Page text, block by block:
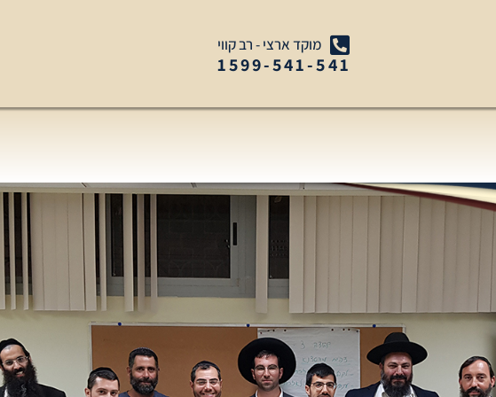
מוקד ארצי - רב קווי
1599-541-541